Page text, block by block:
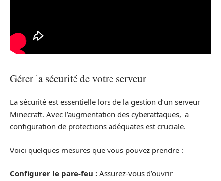
Gérer la sécurité de votre serveur
La sécurité est essentielle lors de la gestion d’un serveur
Minecraft. Avec l’augmentation des cyberattaques, la
configuration de protections adéquates est cruciale.
Voici quelques mesures que vous pouvez prendre :
Configurer le pare-feu : Assurez-vous d’ouvrir